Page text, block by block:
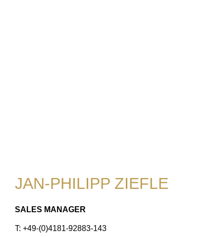
JAN-PHILIPP ZIEFLE
SALES MANAGER
T: +49-(0)4181-92883-143